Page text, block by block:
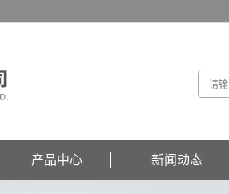
产品中心 新闻动态